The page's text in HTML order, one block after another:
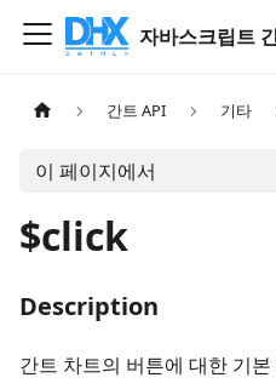
자바스크립트
간트 API 기타
이 페이지에서
$click
Description
간트 차트의 버튼에 대한 기